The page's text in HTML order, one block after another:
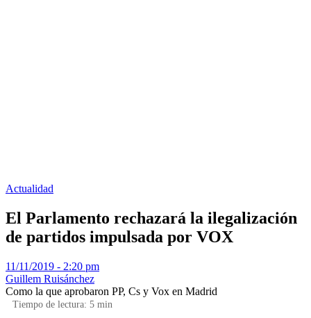
Actualidad
El Parlamento rechazará la ilegalización
de partidos impulsada por VOX
11/11/2019 - 2:20 pm
Guillem Ruisánchez
Como la que aprobaron PP, Cs y Vox en Madrid
Tiempo de lectura: 5 min